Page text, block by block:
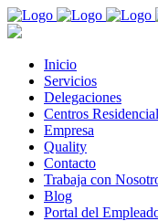
Inicio
Servicios
Delegaciones
Centros
Empresa
Quality
Contacto
Trabaja con
Blog
Portal del